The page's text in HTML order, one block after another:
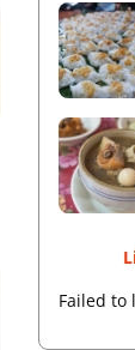
Failed to